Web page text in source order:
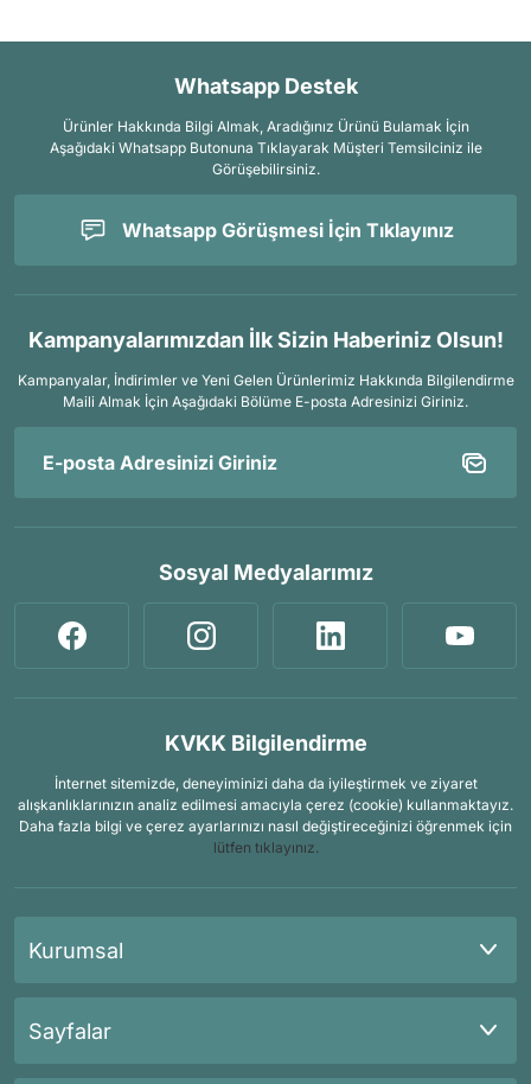
Whatsapp Destek
Ürünler Hakkında Bilgi Almak, Aradığınız Ürünü Bulamak İçin
Aşağıdaki Whatsapp Butonuna Tıklayarak Müşteri Temsilciniz ile
Görüşebilirsiniz.
Whatsapp Görüşmesi İçin Tıklayınız
Kampanyalarımızdan İlk Sizin Haberiniz Olsun!
Kampanyalar, İndirimler ve Yeni Gelen Ürünlerimiz Hakkında Bilgilendirme
Maili Almak İçin Aşağıdaki Bölüme E-posta Adresinizi Giriniz.
Sosyal Medyalarımız
KVKK Bilgilendirme
İnternet sitemizde, deneyiminizi daha da iyileştirmek ve ziyaret
alışkanlıklarınızın analiz edilmesi amacıyla çerez (cookie) kullanmaktayız.
Daha fazla bilgi ve çerez ayarlarınızı nasıl değiştireceğinizi öğrenmek için
lütfen tıklayınız.
Kurumsal
Sayfalar